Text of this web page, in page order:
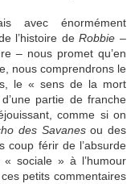
avec énormément
de l’histoire deRobbie –
– nous promet qu’en
nous comprendrons le
le « sens de la mort
partie de franche
comme si on
des Savanesou des
coup férir de l’absurde
sociale » à l’humour
petits commentaires